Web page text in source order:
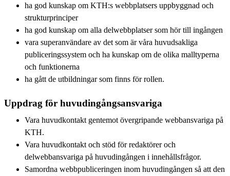
ha god kunskap om KTH:s webbplatsers uppbyggnad och
strukturprinciper
ha god kunskap om alla delwebbplatser som hör till ingången
vara superanvändare av det som är våra huvudsakliga
publiceringssystem och ha kunskap om de olika malltyperna
och funktionerna
ha gått de utbildningar som finns för rollen.
Uppdrag för huvudingångsansvariga
Vara huvudkontakt gentemot övergripande webbansvariga på
KTH.
Vara huvudkontakt och stöd för redaktörer och
delwebbansvariga på huvudingången i innehållsfrågor.
Samordna webbpubliceringen inom huvudingången så att den